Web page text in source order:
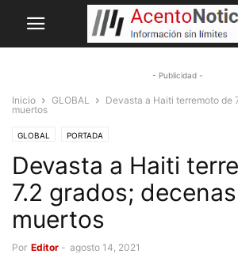
- Publicidad -
Inicio GLOBAL
Devasta a Haiti terremoto de
muertos
GLOBAL PORTADA
Devasta a Haiti
7.2 grados;
muertos
Por Editor - agosto 14, 2021